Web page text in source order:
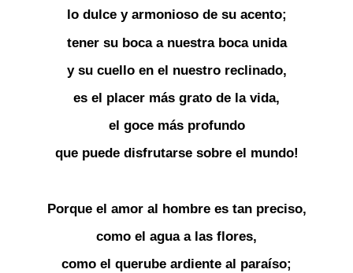
lo dulce y armonioso de su acento;
tener su boca a nuestra boca unida
y su cuello en el nuestro reclinado,
es el placer más grato de la vida,
el goce más profundo
que puede disfrutarse sobre el mundo!
Porque el amor al hombre es tan preciso,
como el agua a las flores,
como el querube ardiente al paraíso;